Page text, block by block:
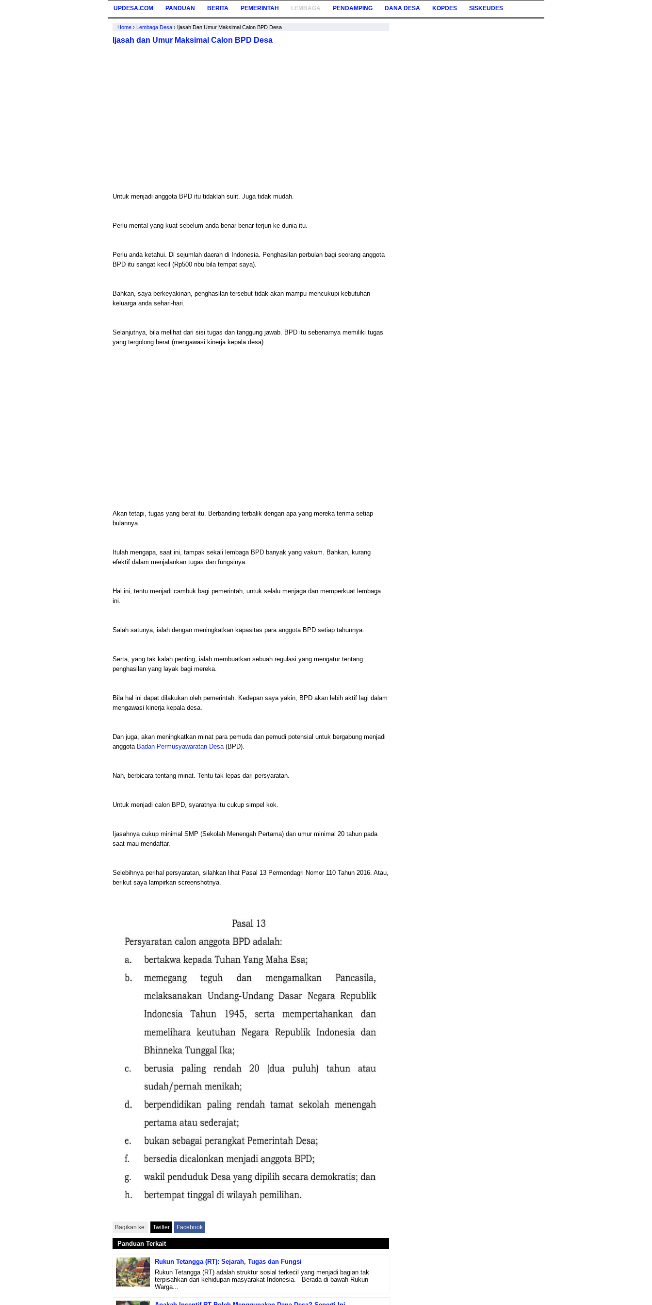
UPDESA.COM PANDUAN BERITA PEMERINTAH LEMBAGA PENDAMPING DANA DESA KOPDES SISKEUDES
Home › Lembaga Desa › Ijasah Dan Umur Maksimal Calon BPD Desa
Ijasah dan Umur Maksimal Calon BPD Desa
Untuk menjadi anggota BPD itu tidaklah sulit. Juga tidak mudah.
Perlu mental yang kuat sebelum anda benar-benar terjun ke dunia itu.
Perlu anda ketahui. Di sejumlah daerah di Indonesia. Penghasilan perbulan bagi seorang anggota
BPD itu sangat kecil (Rp500 ribu bila tempat saya).
Bahkan, saya berkeyakinan, penghasilan tersebut tidak akan mampu mencukupi kebutuhan
keluarga anda sehari-hari.
Selanjutnya, bila melihat dari sisi tugas dan tanggung jawab. BPD itu sebenarnya memiliki tugas
yang tergolong berat (mengawasi kinerja kepala desa).
Akan tetapi, tugas yang berat itu. Berbanding terbalik dengan apa yang mereka terima setiap
bulannya.
Itulah mengapa, saat ini, tampak sekali lembaga BPD banyak yang vakum. Bahkan, kurang
efektif dalam menjalankan tugas dan fungsinya.
Hal ini, tentu menjadi cambuk bagi pemerintah, untuk selalu menjaga dan memperkuat lembaga
ini.
Salah satunya, ialah dengan meningkatkan kapasitas para anggota BPD setiap tahunnya.
Serta, yang tak kalah penting, ialah membuatkan sebuah regulasi yang mengatur tentang
penghasilan yang layak bagi mereka.
Bila hal ini dapat dilakukan oleh pemerintah. Kedepan saya yakin, BPD akan lebih aktif lagi dalam
mengawasi kinerja kepala desa.
Dan juga, akan meningkatkan minat para pemuda dan pemudi potensial untuk bergabung menjadi
anggota Badan Permusyawaratan Desa(BPD).
Nah, berbicara tentang minat. Tentu tak lepas dari persyaratan.
Untuk menjadi calon BPD, syaratnya itu cukup simpel kok.
Ijasahnya cukup minimal SMP (Sekolah Menengah Pertama) dan umur minimal 20 tahun pada
saat mau mendaftar.
Selebihnya perihal persyaratan, silahkan lihat Pasal 13 Permendagri Nomor 110 Tahun 2016. Atau,
berikut saya lampirkan screenshotnya.
Bagikan ke: Twitter Facebook
Panduan Terkait
Rukun Tetangga (RT): Sejarah, Tugas dan Fungsi
Rukun Tetangga (RT) adalah struktur sosial terkecil yang menjadi bagian tak
terpisahkan dari kehidupan masyarakat Indonesia. Berada di bawah Rukun
Warga...